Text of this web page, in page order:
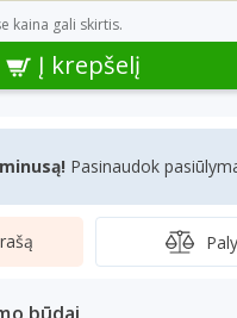
kaina gali skirtis.
Į krepšelį
Pasinaudok